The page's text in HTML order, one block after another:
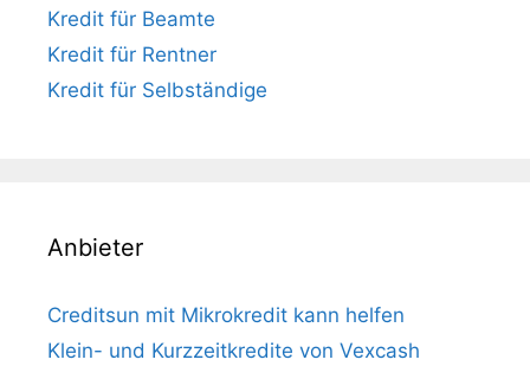
Kredit für Beamte
Kredit für Rentner
Kredit für Selbständige
Anbieter
Creditsun mit Mikrokredit kann helfen
Klein- und Kurzzeitkredite von Vexcash